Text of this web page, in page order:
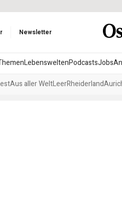
Newsletter
LebensweltenPodcastsJobs
Aus aller WeltLeerRheiderland